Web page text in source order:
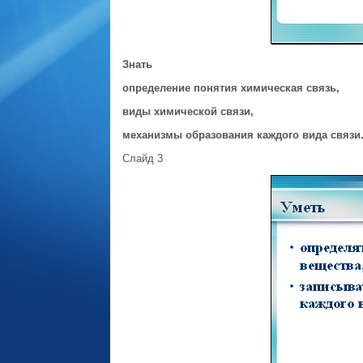
Знать
определение понятия химическая связь,
виды химической связи,
механизмы образования каждого вида связи.
Слайд 3